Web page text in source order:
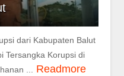
dari Kabupaten Balut
Tersangka Korupsi di
... Readmore